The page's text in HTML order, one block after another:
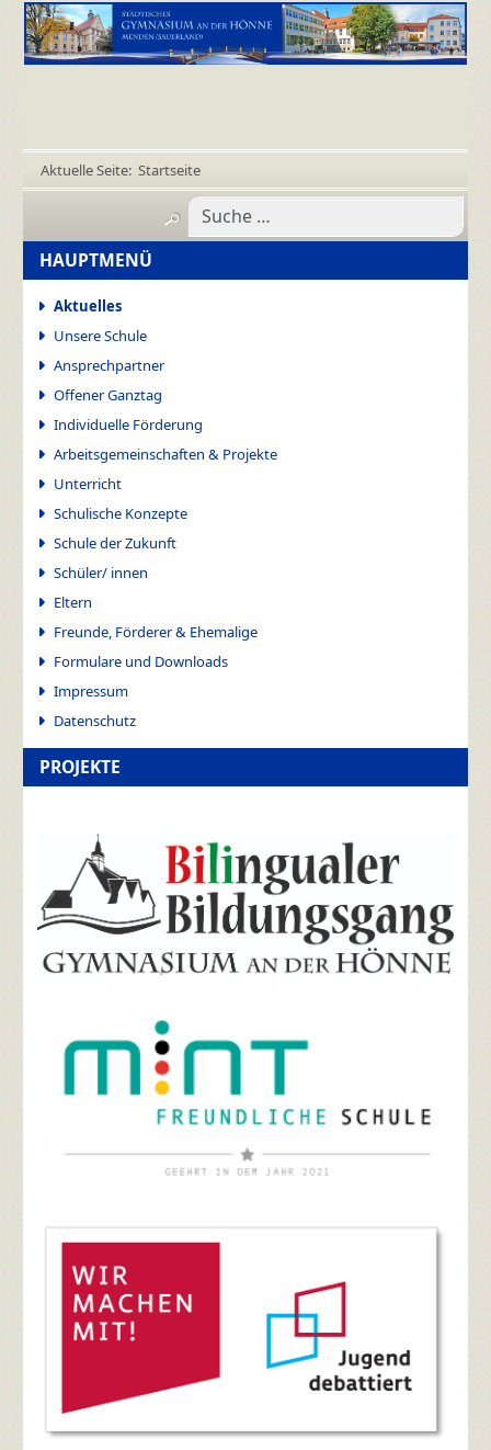
Aktuelle Seite: Startseite
HAUPTMENÜ
Aktuelles
Unsere Schule
Ansprechpartner
Offener Ganztag
Individuelle Förderung
Arbeitsgemeinschaften & Projekte
Unterricht
Schulische Konzepte
Schule der Zukunft
Schüler/ innen
Eltern
Freunde, Förderer & Ehemalige
Formulare und Downloads
Impressum
Datenschutz
PROJEKTE